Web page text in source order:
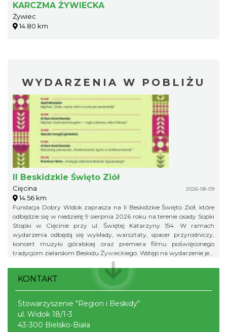
KARCZMA ŻYWIECKA
Żywiec
14.80 km
WYDARZENIA W POBLIŻU
II Beskidzkie Święto Ziół
Cięcina 2026-08-09
14.56 km
Fundacja Dobry Widok zaprasza na II Beskidzkie Święto Ziół, które
odbędzie się w niedzielę 9 sierpnia 2026 roku na terenie osady Sopki
Stopki w Cięcinie przy ul. Świętej Katarzyny 154. W ramach
wydarzenia odbędą się wykłady, warsztaty, spacer przyrodniczy,
koncert muzyki góralskiej oraz premiera filmu poświęconego
tradycjom zielarskim Beskidu Żywieckiego. Wstęp na wydarzenie jest
KONTAKT
Stowarzyszenie "Region i Beskidy"
ul. Widok 18/1-3
43-300 Bielsko-Biała